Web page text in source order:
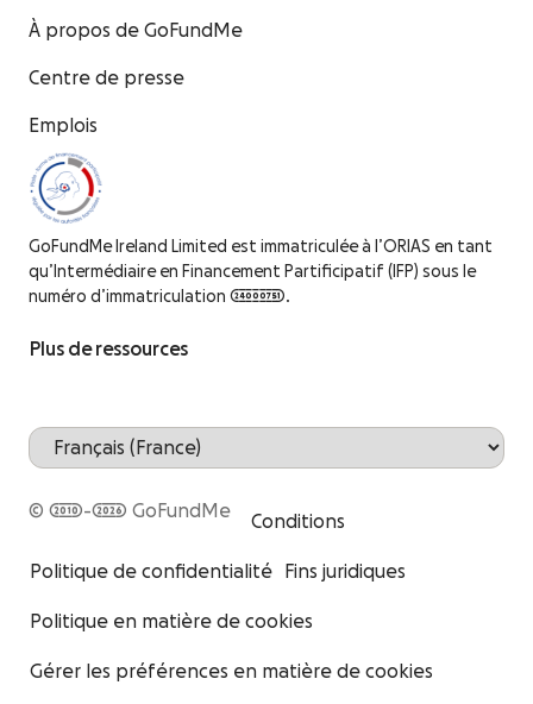
À propos de GoFundMe
Centre de presse
Emplois
GoFundMe Ireland Limited est immatriculée à l’ORIAS en tant
qu’Intermédiaire en Financement Partificipatif (IFP) sous le
numéro d’immatriculation 24000751.
Plus de ressources
© 2010-2026 GoFundMe
Conditions
Politique de confidentialité Fins juridiques
Politique en matière de cookies
Gérer les préférences en matière de cookies